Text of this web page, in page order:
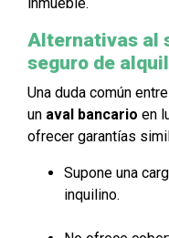
Alternativas al
seguro de
Una duda común
un aval bancario en
ofrecer garantías
Supone una
inquilino.